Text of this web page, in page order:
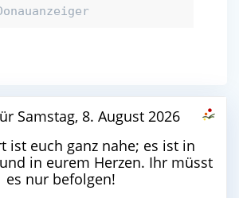
Samstag, 8. August 2026
ist euch ganz nahe; es ist in
in eurem Herzen. Ihr müsst
es nur befolgen!